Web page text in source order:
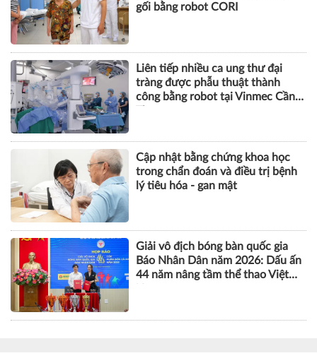
gối bằng robot CORI
Liên tiếp nhiều ca ung thư đại
tràng được phẫu thuật thành
công bằng robot tại Vinmec Cần
Cập nhật bằng chứng khoa học
trong chẩn đoán và điều trị bệnh
lý tiêu hóa - gan mật
Giải vô địch bóng bàn quốc gia
Báo Nhân Dân năm 2026: Dấu ấn
44 năm nâng tầm thể thao Việt